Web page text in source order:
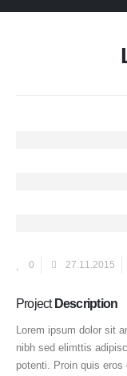
0 27.11.2015
Project Description
Lorem ipsum dolor sit
nibh sed elimttis
potenti. Proin quis